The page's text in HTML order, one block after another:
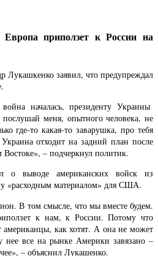
приползет к России на
Лукашкенко заявил, что предупреждал
началась, президенту Украины
меня, опытного человека, не
где-то какая-то заварушка, про тебя
отходит на задний план после
– подчеркнул политик.
о выводе американских войск из
«расходным материалом» для США.
В том смысле, что мы вместе будем.
к нам, к России. Потому что
американцы, как хотят. А она не может
нее все на рынке Америки завязано –
– объяснил Лукашенко.